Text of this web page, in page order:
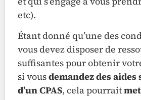
etc).
Étant donné qu’une des
vous devez disposer de
suffisantes pour obtenir
si vousdemandez des
d’un CPAS, cela pourrait